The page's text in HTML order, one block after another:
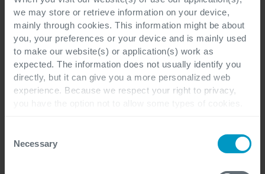
we may store or retrieve information on your device,
mainly through cookies. This information might be about
you, your preferences or your device and is mainly used
to make our website(s) or application(s) work as
expected. The information does not usually identify you
directly, but it can give you a more personalized web
experience. Because we respect your right to privacy,
you disable certain cookies, you should be aware that
certain website or application elements may be impacted
Selection
Necessary
E-mail*